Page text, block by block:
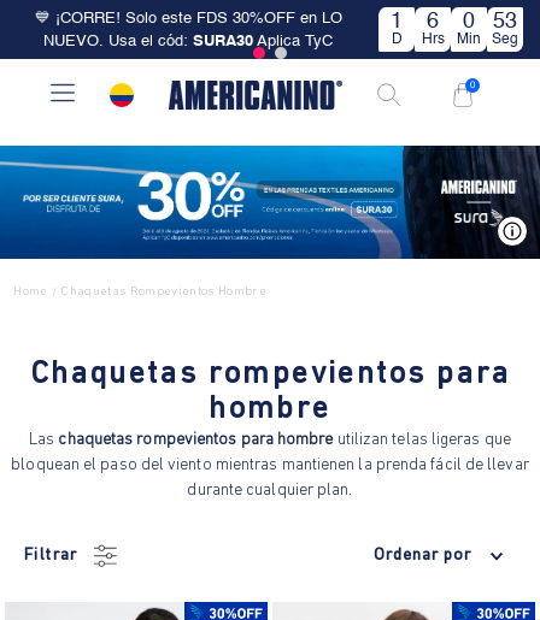
💙 ¡CORRE! Solo este FDS 30%OFF en LO
NUEVO. Usa el cód: SURA30 Aplica TyC
1
D
6
Hrs
0
Min
53
Seg
0
Home / Chaquetas Rompevientos Hombre
Chaquetas rompevientos para
hombre
Las chaquetas rompevientos para hombreutilizan telas ligeras que
bloquean el paso del viento mientras mantienen la prenda fácil de llevar
durante cualquier plan.
Filtrar Ordenar por